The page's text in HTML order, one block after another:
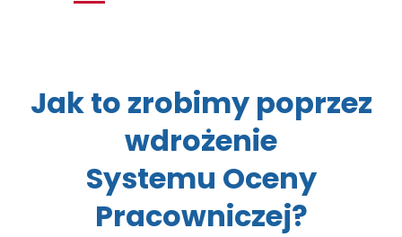
Jak to zrobimy poprzez
wdrożenie
Systemu Oceny
Pracowniczej?